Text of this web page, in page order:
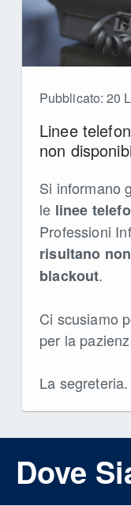
Pubblicato: 20
Linee
non
Si informano
le linee
Professioni
risultano
blackout.
Ci scusiamo
per la
La segreteria.
Dove